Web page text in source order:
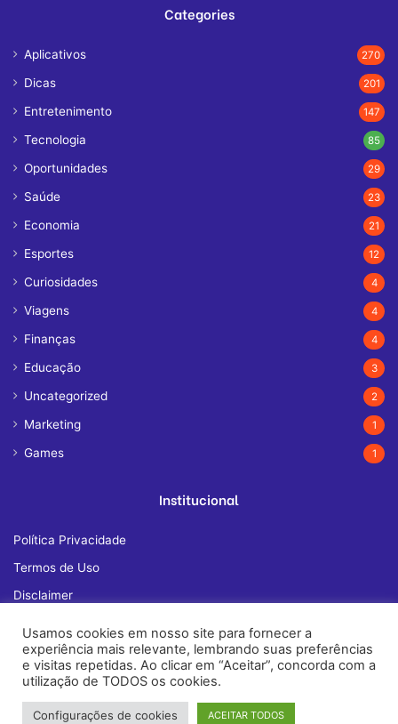
Categories
Aplicativos 270
Dicas 201
Entretenimento 147
Tecnologia 85
Oportunidades 29
Saúde 23
Economia 21
Esportes 12
Curiosidades 4
Viagens 4
Finanças 4
Educação 3
Uncategorized 2
Marketing 1
Games 1
Institucional
Política Privacidade
Termos de Uso
Disclaimer
Fale Conosco
Usamos cookies em nosso site para fornecer a
experiência mais relevante, lembrando suas preferências
e visitas repetidas. Ao clicar em “Aceitar”, concorda com a
utilização de TODOS os cookies.
Configurações de cookies ACEITAR TODOS